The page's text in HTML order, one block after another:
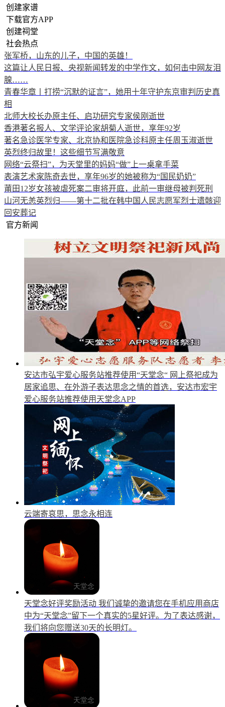
创建家谱
下载官方APP
创建祠堂
社会热点
张军桥，山东的儿子，中国的英雄！
这篇让人民日报、央视新闻转发的中学作文，如何击中网友泪
腺……
青春华章丨打捞“沉默的证言”，她用十年守护东京审判历史真
相
北师大校长办原主任、启功研究专家侯刚逝世
香港著名报人、文学评论家胡菊人逝世，享年92岁
著名急诊医学专家、北京协和医院急诊科原主任周玉淑逝世
英烈终归故里！这些细节写满敬意
网络“云祭扫”，为天堂里的妈妈“做”上一桌拿手菜
表演艺术家陈奇去世，享年96岁的她被称为“国民奶奶”
莆田12岁女孩被虐死案二审将开庭，此前一审继母被判死刑
山河无恙英烈归——第十二批在韩中国人民志愿军烈士遗骸迎
回安葬记
官方新闻
安达市弘宇爱心服务站推荐使用“天堂念“ 网上祭祀成为
居家追思、在外游子表达思念之情的首选，安达市宏宇
爱心服务站推荐使用天堂念APP
云端寄哀思，思念永相连
天堂念好评奖励活动 我们诚挚的邀请您在手机应用商店
中为“天堂念”留下一个真实的5星好评。为了表达感谢，
我们将向您赠送30天的长明灯。